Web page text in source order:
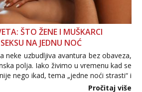
ŠTO ŽENE I MUŠKARCI
NA JEDNU NOĆ
neke uzbudljiva avantura bez obaveza,
polja. Iako živimo u vremenu kad se
nego ikad, tema „jedne noći strasti“ i
Što zapravo misle žene, a što
Pročitaj više